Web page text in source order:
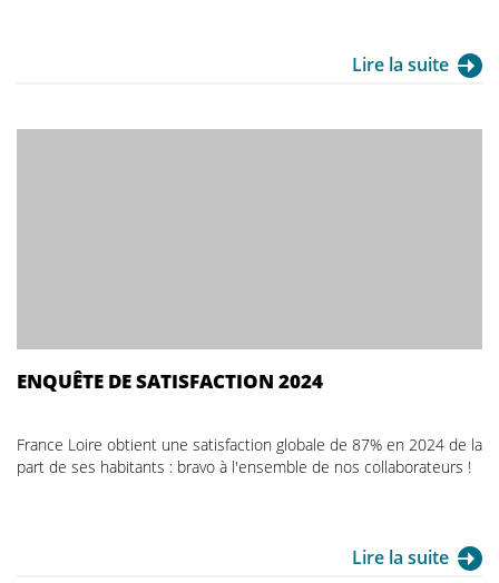
Lire la suite
ENQUÊTE DE SATISFACTION 2024
France Loire obtient une satisfaction globale de 87% en 2024 de la
part de ses habitants : bravo à l'ensemble de nos collaborateurs !
Lire la suite